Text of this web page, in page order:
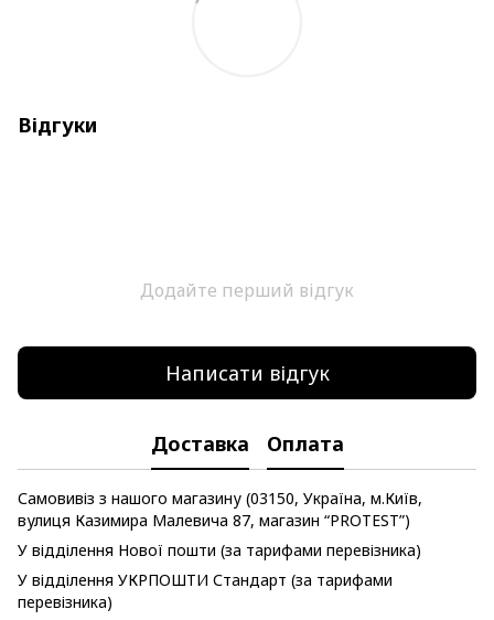
Відгуки
Додайте перший відгук
Написати відгук
Доставка Оплата
Самовивіз з нашого магазину (03150, Україна, м.Київ,
вулиця Казимира Малевича 87, магазин “PROTEST”)
У відділення Нової пошти (за тарифами перевізника)
У відділення УКРПОШТИ Стандарт (за тарифами
перевізника)